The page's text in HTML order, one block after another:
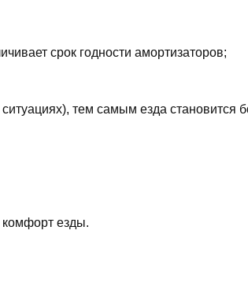
срок годности амортизаторов;
тем самым езда становится
комфорт езды.